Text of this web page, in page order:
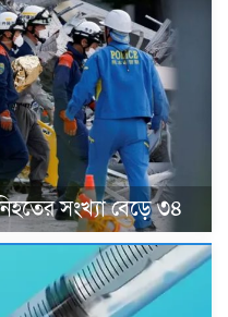
সংখ্যা বেড়ে ৩৪